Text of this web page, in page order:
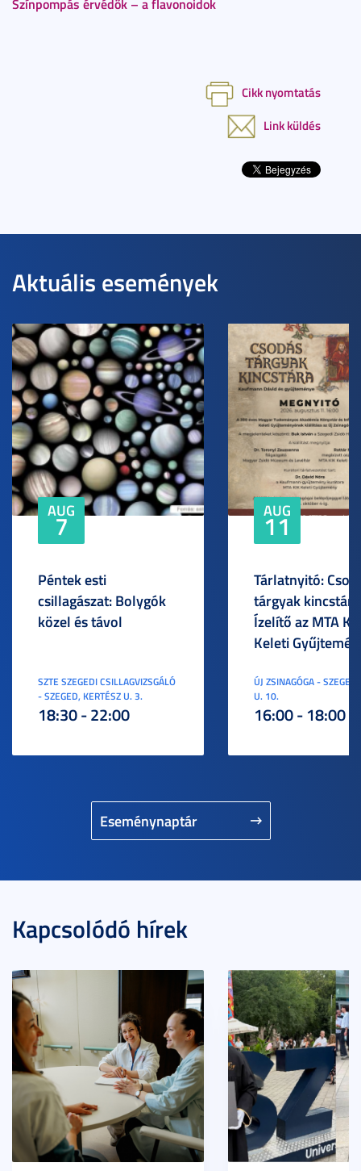
Cikk nyomtatás
Link küldés
Aktuális események
Eseménynaptár
AUG
7
Péntek esti
csillagászat: Bolygók
közel és távol
SZTE SZEGEDI CSILLAGVIZSGÁLÓ
- SZEGED, KERTÉSZ U. 3.
18:30 - 22:00
AUG
11
Tárlatnyitó:
tárgyak
Ízelítő az MTA
Keleti
ÚJ ZSINAGÓGA -
U. 10.
16:00 - 18:00
Kapcsolódó hírek